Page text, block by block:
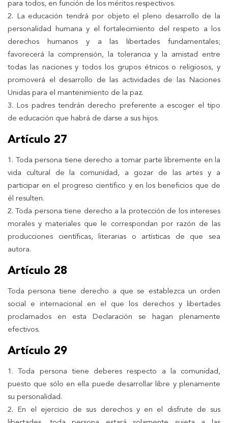
para todos, en función de los méritos respectivos.
2. La educación tendrá por objeto el pleno desarrollo de la
personalidad humana y el fortalecimiento del respeto a los
derechos humanos y a las libertades fundamentales;
favorecerá la comprensión, la tolerancia y la amistad entre
todas las naciones y todos los grupos étnicos o religiosos, y
promoverá el desarrollo de las actividades de las Naciones
Unidas para el mantenimiento de la paz.
3. Los padres tendrán derecho preferente a escoger el tipo
de educación que habrá de darse a sus hijos.
Artículo 27
1. Toda persona tiene derecho a tomar parte libremente en la
vida cultural de la comunidad, a gozar de las artes y a
participar en el progreso científico y en los beneficios que de
él resulten.
2. Toda persona tiene derecho a la protección de los intereses
morales y materiales que le correspondan por razón de las
producciones científicas, literarias o artísticas de que sea
autora.
Artículo 28
Toda persona tiene derecho a que se establezca un orden
social e internacional en el que los derechos y libertades
proclamados en esta Declaración se hagan plenamente
efectivos.
Artículo 29
1. Toda persona tiene deberes respecto a la comunidad,
puesto que sólo en ella puede desarrollar libre y plenamente
su personalidad.
2. En el ejercicio de sus derechos y en el disfrute de sus